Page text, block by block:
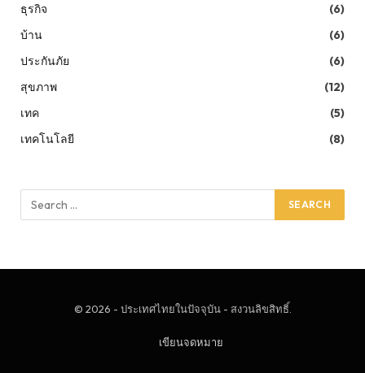
ธุรกิจ
(6)
บ้าน
(6)
ประกันภัย
(6)
สุขภาพ
(12)
เทค
(5)
เทคโนโลยี
(8)
© 2026 - ประเทศไทยในปัจจุบัน - สงวนลิขสิทธิ์.
เขียนจดหมาย